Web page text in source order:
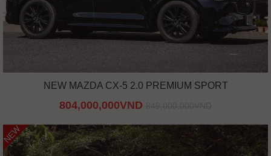
NEW MAZDA CX-5 2.0 PREMIUM SPORT
804,000,000VND
NEW